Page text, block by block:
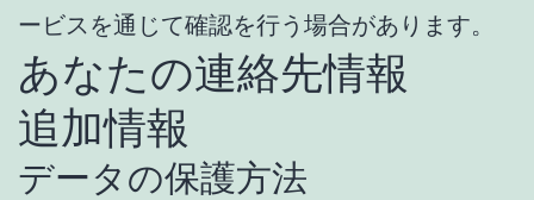
ービスを通じて確認を行う場合があります。
あなたの連絡先情報
追加情報
データの保護方法